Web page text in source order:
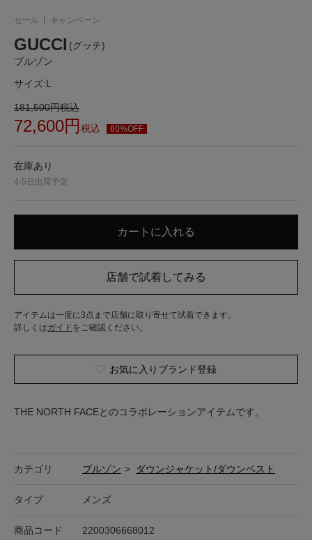
セール キャンペーン
GUCCI (グッチ)
ブルゾン
サイズ:L
181,500円税込
72,600円税込 60%OFF
在庫あり
4-5日出荷予定
アイテムは一度に3点まで店舗に取り寄せて試着できます。
詳しくはガイド をご確認ください。
お気に入りブランド登録
THE NORTH FACEとのコラボレーションアイテムです。
カテゴリ ブルゾン > ダウンジャケット/ダウンベスト
タイプ メンズ
商品コード 2200306668012